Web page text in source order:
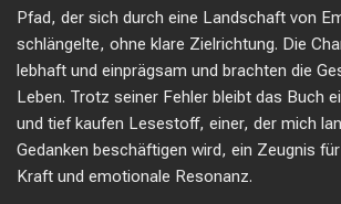
Pfad, der sich durch eine Landschaft von
schlängelte, ohne klare Zielrichtung. Die
lebhaft und einprägsam und brachten die
Leben. Trotz seiner Fehler bleibt das Buch
und tief kaufen Lesestoff, einer, der mich
Gedanken beschäftigen wird, ein Zeugnis
Kraft und emotionale Resonanz.